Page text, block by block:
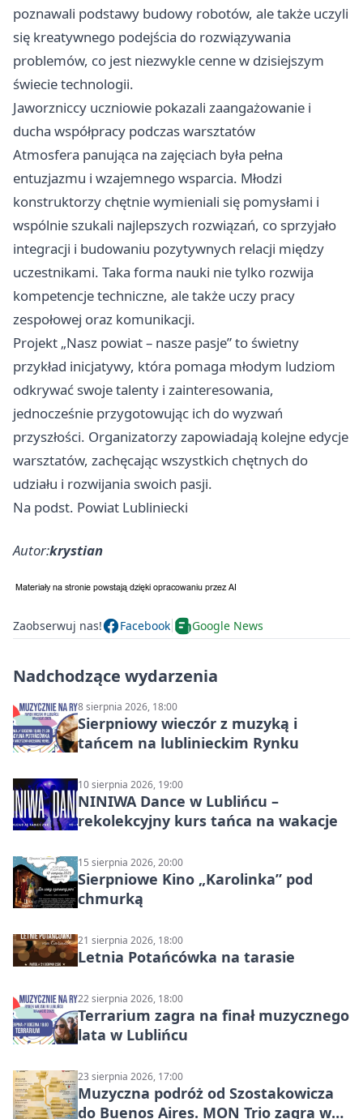
poznawali podstawy budowy robotów, ale także uczyli
się kreatywnego podejścia do rozwiązywania
problemów, co jest niezwykle cenne w dzisiejszym
świecie technologii.
Jaworzniccy uczniowie pokazali zaangażowanie i
ducha współpracy podczas warsztatów
Atmosfera panująca na zajęciach była pełna
entuzjazmu i wzajemnego wsparcia. Młodzi
konstruktorzy chętnie wymieniali się pomysłami i
wspólnie szukali najlepszych rozwiązań, co sprzyjało
integracji i budowaniu pozytywnych relacji między
uczestnikami. Taka forma nauki nie tylko rozwija
kompetencje techniczne, ale także uczy pracy
zespołowej oraz komunikacji.
Projekt „Nasz powiat – nasze pasje” to świetny
przykład inicjatywy, która pomaga młodym ludziom
odkrywać swoje talenty i zainteresowania,
jednocześnie przygotowując ich do wyzwań
przyszłości. Organizatorzy zapowiadają kolejne edycje
warsztatów, zachęcając wszystkich chętnych do
udziału i rozwijania swoich pasji.
Na podst. Powiat Lubliniecki
Autor:krystian
Zaobserwuj nas! Facebook Google News
Nadchodzące wydarzenia
8 sierpnia 2026, 18:00
Sierpniowy wieczór z muzyką i
tańcem na lublinieckim Rynku
10 sierpnia 2026, 19:00
NINIWA Dance w Lublińcu –
rekolekcyjny kurs tańca na wakacje
15 sierpnia 2026, 20:00
Sierpniowe Kino „Karolinka” pod
chmurką
21 sierpnia 2026, 18:00
Letnia Potańcówka na tarasie
22 sierpnia 2026, 18:00
Terrarium zagra na finał muzycznego
lata w Lublińcu
23 sierpnia 2026, 17:00
Muzyczna podróż od Szostakowicza
do Buenos Aires. MON Trio zagra w